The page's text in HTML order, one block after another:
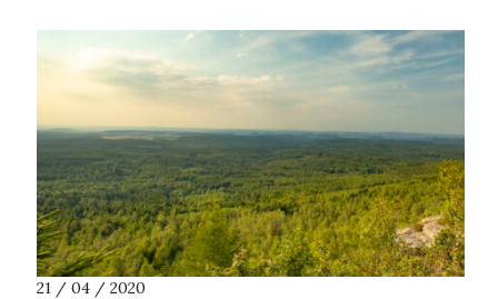
21 / 04 / 2020